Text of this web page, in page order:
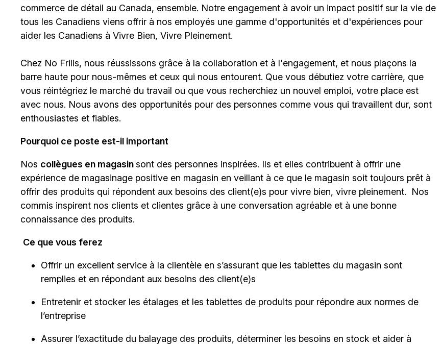
commerce de détail au Canada, ensemble. Notre engagement à avoir un impact positif sur la vie de
tous les Canadiens viens offrir à nos employés une gamme d'opportunités et d'expériences pour
aider les Canadiens à Vivre Bien, Vivre Pleinement.
Chez No Frills, nous réussissons grâce à la collaboration et à l'engagement, et nous plaçons la
barre haute pour nous-mêmes et ceux qui nous entourent. Que vous débutiez votre carrière, que
vous réintégriez le marché du travail ou que vous recherchiez un nouvel emploi, votre place est
avec nous. Nous avons des opportunités pour des personnes comme vous qui travaillent dur, sont
enthousiastes et fiables.
Pourquoi ce poste est-il important
Nos collègues en magasinsont des personnes inspirées. Ils et elles contribuent à offrir une
expérience de magasinage positive en magasin en veillant à ce que le magasin soit toujours prêt à
offrir des produits qui répondent aux besoins des client(e)s pour vivre bien, vivre pleinement. Nos
commis inspirent nos clients et clientes grâce à une conversation agréable et à une bonne
connaissance des produits.
Ce que vous ferez
Offrir un excellent service à la clientèle en s’assurant que les tablettes du magasin sont
remplies et en répondant aux besoins des client(e)s
Entretenir et stocker les étalages et les tablettes de produits pour répondre aux normes de
l’entreprise
Assurer l’exactitude du balayage des produits, déterminer les besoins en stock et aider à